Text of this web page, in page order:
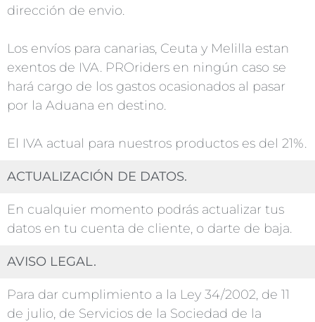
dirección de envio.
Los envíos para canarias, Ceuta y Melilla estan
exentos de IVA. PROriders en ningún caso se
hará cargo de los gastos ocasionados al pasar
por la Aduana en destino.
El IVA actual para nuestros productos es del 21%.
ACTUALIZACIÓN DE DATOS.
En cualquier momento podrás actualizar tus
datos en tu cuenta de cliente, o darte de baja.
AVISO LEGAL.
Para dar cumplimiento a la Ley 34/2002, de 11
de julio, de Servicios de la Sociedad de la